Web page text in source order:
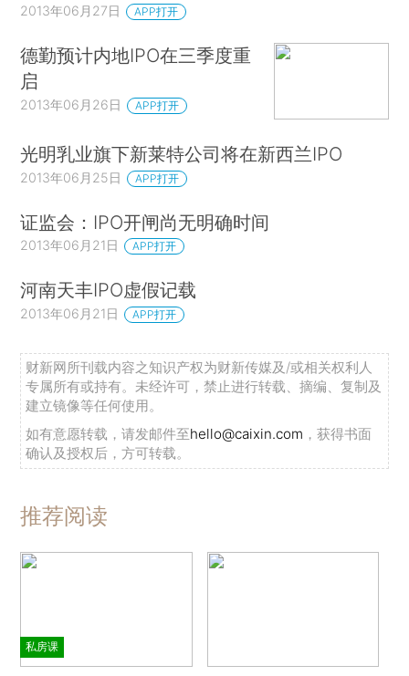
2013年06月27日 APP打开
德勤预计内地IPO在三季度重
启
2013年06月26日 APP打开
光明乳业旗下新莱特公司将在新西兰IPO
2013年06月25日 APP打开
证监会：IPO开闸尚无明确时间
2013年06月21日 APP打开
河南天丰IPO虚假记载
2013年06月21日 APP打开
财新网所刊载内容之知识产权为财新传媒及/或相关权利人
专属所有或持有。未经许可，禁止进行转载、摘编、复制及
建立镜像等任何使用。
如有意愿转载，请发邮件至hello@caixin.com ，获得书面
确认及授权后，方可转载。
推荐阅读
私房课